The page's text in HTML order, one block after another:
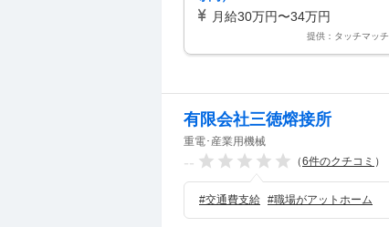
月給30万円〜34万円
提供：タッチマッチ
有限会社三徳熔接所
重電･産業用機械
-- （6件のクチコミ ）
#交通費支給 #職場がアットホーム